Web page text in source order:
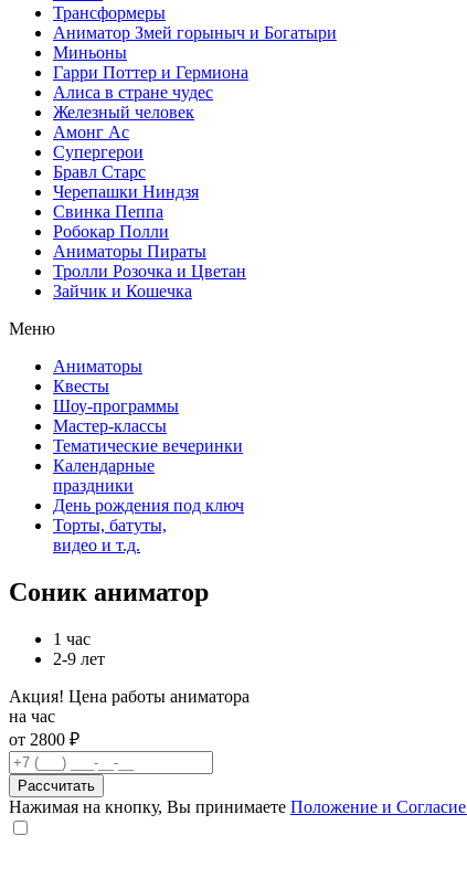
Трансформеры
Аниматор Змей горыныч и Богатыри
Миньоны
Гарри Поттер и Гермиона
Алиса в стране чудес
Железный человек
Амонг Ас
Супергерои
Бравл Старс
Черепашки Ниндзя
Свинка Пеппа
Робокар Полли
Аниматоры Пираты
Тролли Розочка и Цветан
Зайчик и Кошечка
Меню
Аниматоры
Квесты
Шоу-программы
Мастер-классы
Тематические вечеринки
Календарные
праздники
День рождения под ключ
Торты, батуты,
видео и т.д.
Соник аниматор
1 час
2-9 лет
Акция! Цена работы аниматора
на час
от 2800 ₽
Рассчитать
Нажимая на кнопку, Вы принимаете Положение и Согласие